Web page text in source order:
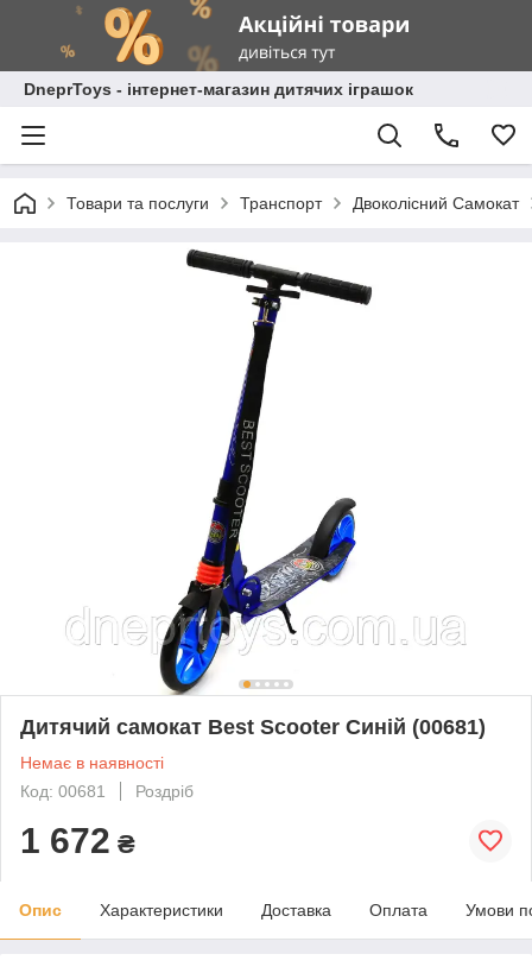
DneprToys - інтернет-магазин дитячих іграшок
Товари та послуги Транспорт Двоколісний Самокат
Дитячий самокат Best Scooter Синій (00681)
Немає в наявності
Код: 00681
Роздріб
1 672 ₴
Опис Характеристики Доставка Оплата Умови